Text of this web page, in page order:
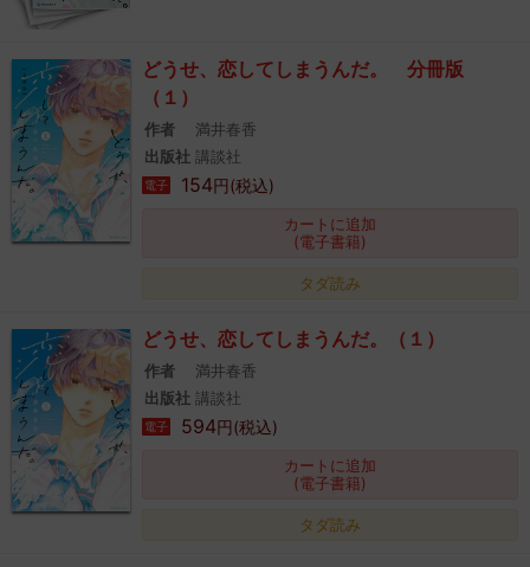
どうせ、恋してしまうんだ。 分冊版
（１）
作者
満井春香
出版社 講談社
電子 154円(税込)
カートに追加
(電子書籍)
タダ読み
どうせ、恋してしまうんだ。（１）
作者
満井春香
出版社 講談社
電子 594円(税込)
カートに追加
(電子書籍)
タダ読み